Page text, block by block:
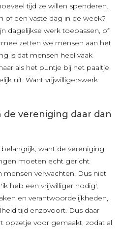
tijd ze willen spenderen.
of een vaste dag in de week?
dagelijkse werk toepassen, of
zetten we mensen aan het
is dat mensen heel vaak
als het puntje bij het paaltje
uit. Want vrijwilligerswerk
de vereniging daar dan
belangrijk, want de vereniging
moeten echt gericht
mensen verwachten. Dus niet
heb een vrijwilliger nodig',
en verantwoordelijkheden,
tijd enzovoort. Dus daar
opzetje voor gemaakt, zodat al